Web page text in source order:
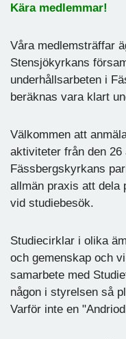
Kära medlemmar!
Våra medlemsträffar
Stensjökyrkans
underhållsarbeten i
beräknas vara klart
Välkommen att
aktiviteter från den
Fässbergskyrkans
allmän praxis att dela
vid studiebesök.
Studiecirklar i olika
och gemenskap och
samarbete med
någon i styrelsen så
Varför inte en